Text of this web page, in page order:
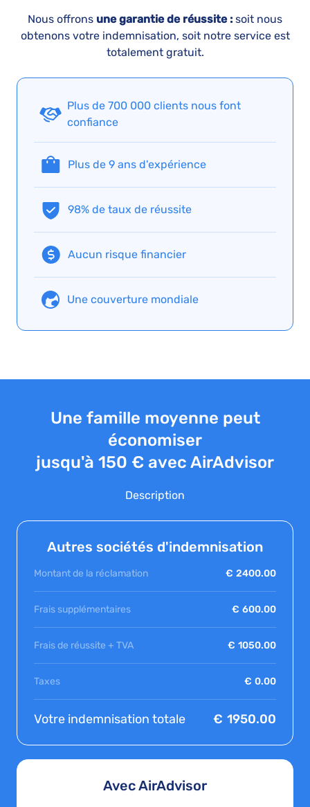
Nous offrons une garantie de réussite : soit nous
obtenons votre indemnisation, soit notre service est
totalement gratuit.
Plus de 700 000 clients nous font
confiance
Plus de 9 ans d'expérience
98% de taux de réussite
Aucun risque financier
Une couverture mondiale
Une famille moyenne peut
économiser
jusqu'à 150 € avec AirAdvisor
Description
Autres sociétés d'indemnisation
Montant de la réclamation € 2400.00
Frais supplémentaires € 600.00
Frais de réussite + TVA € 1050.00
Taxes € 0.00
Votre indemnisation totale € 1950.00
Avec AirAdvisor